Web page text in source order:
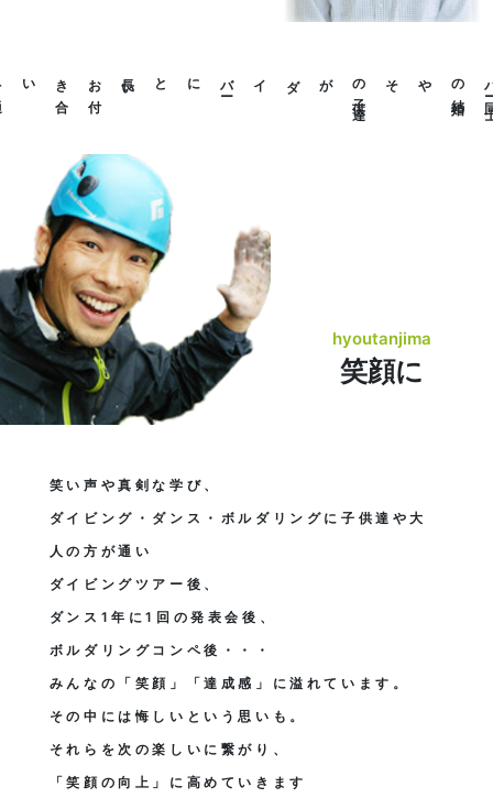
や
その
子
供
達
がダイバ
ー
にと
長
い
お
付
き
合
いを
通
hyoutanjima
笑顔に
笑い声や真剣な学び、
ダイビング・ダンス・ボルダリングに子供達や大
人の方が通い
ダイビングツアー後、
ダンス1年に1回の発表会後、
ボルダリングコンペ後・・・
みんなの「笑顔」「達成感」に溢れています。
その中には悔しいという思いも。
それらを次の楽しいに繋がり、
「笑顔の向上」に高めていきます